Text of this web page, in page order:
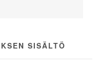
SISÄLTÖ